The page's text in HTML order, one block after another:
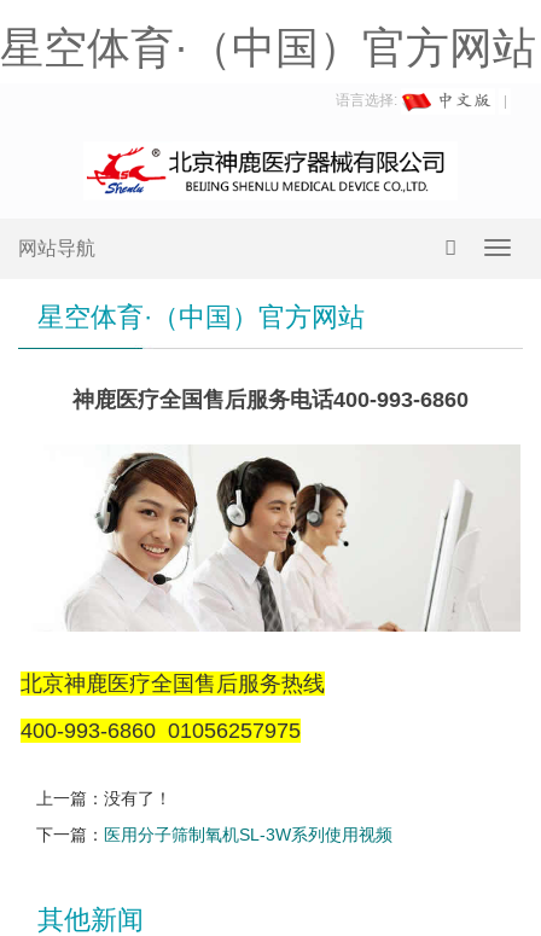
星空体育·（中国）官方网站
语言选择:
网站导航
星空体育·（中国）官方网站
神鹿医疗全国售后服务电话400-993-6860
北京神鹿医疗全国售后服务热线
400-993-6860 01056257975
上一篇：没有了！
下一篇： 医用分子筛制氧机SL-3W系列使用视频
其他新闻